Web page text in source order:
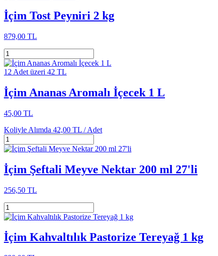
İçim Tost Peyniri 2 kg
879,00 TL
12 Adet üzeri 42 TL
İçim Ananas Aromalı İçecek 1 L
45,00 TL
Koliyle Alımda 42,00 TL /Adet
İçim Şeftali Meyve Nektar 200 ml 27'li
256,50 TL
İçim Kahvaltılık Pastorize Tereyağ 1 kg